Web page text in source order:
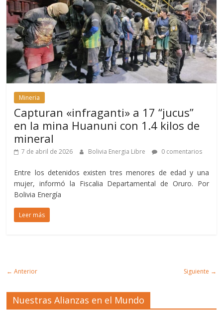
Mineria
Capturan «infraganti» a 17 “jucus”
en la mina Huanuni con 1.4 kilos de
mineral
7 de abril de 2026 Bolivia Energia Libre 0 comentarios
Entre los detenidos existen tres menores de edad y una
mujer, informó la Fiscalia Departamental de Oruro. Por
Bolivia Energía
Leer más
← Anterior Siguiente →
Nuestras Alianzas en el Mundo